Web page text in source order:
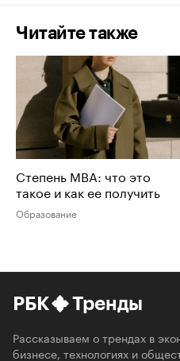
Читайте также
Степень MBA: что это
такое и как ее получить
Образование
РБК Тренды
Рассказываем о трендах в
бизнесе, технологиях и